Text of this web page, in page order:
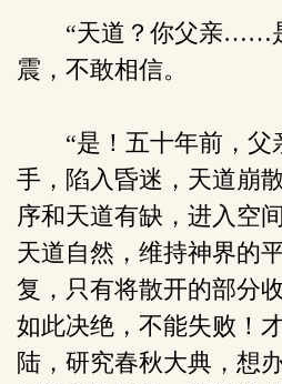
“天道？你父亲……是
震，不敢相信。
“是！五十年前，父
手，陷入昏迷，天道崩
序和天道有缺，进入空
天道自然，维持神界的
复，只有将散开的部
如此决绝，不能失败！
陆，研究春秋大典，想